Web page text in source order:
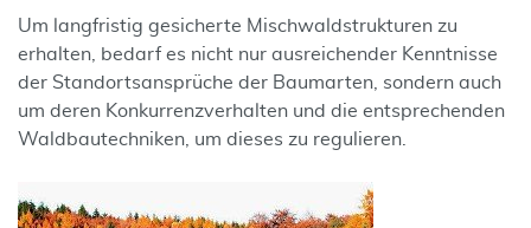
Um langfristig gesicherte Mischwaldstrukturen zu
erhalten, bedarf es nicht nur ausreichender Kenntnisse
der Standortsansprüche der Baumarten, sondern auch
um deren Konkurrenzverhalten und die entsprechenden
Waldbautechniken, um dieses zu regulieren.